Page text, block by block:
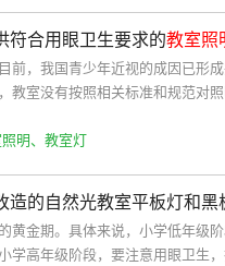
符合用眼卫生要求的教室照
前，我国青少年近视的成因已形
教室没有按照相关标准和规范对
明、教室灯
造的自然光教室平板灯和黑
黄金期。具体来说，小学低年级
学高年级阶段，要注意用眼卫生